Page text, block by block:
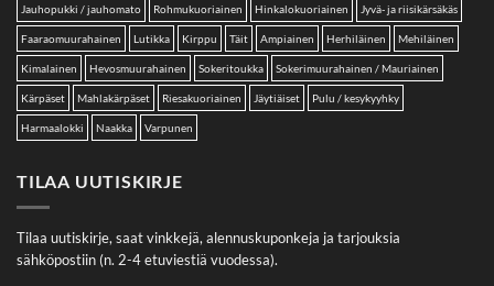
Jauhopukki / jauhomato Rohmukuoriainen Hinkalokuoriainen Jyvä- ja riisikärsäkäs
Faaraomuurahainen Lutikka Kirppu Täit Ampiainen Herhiläinen Mehiläinen
Kimalainen Hevosmuurahainen Sokeritoukka Sokerimuurahainen / Mauriainen
Kärpäset Mahlakärpäset Riesakuoriainen Jäytiäiset Pulu / kesykyyhky
Harmaalokki Naakka Varpunen
TILAA UUTISKIRJE
Tilaa uutiskirje, saat vinkkejä, alennuskuponkeja ja tarjouksia
sähköpostiin (n. 2-4 etuviestiä vuodessa).